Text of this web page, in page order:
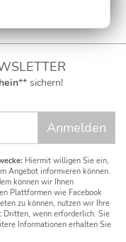
zu starr - aber das
Schnelle
um guter Service
** sichern!
Hiermit willigen Sie ein,
Angebot informieren können.
können wir Ihnen
Plattformen wie Facebook
zu können, nutzen wir Ihre
Dritten, wenn erforderlich. Sie
Informationen erhalten Sie